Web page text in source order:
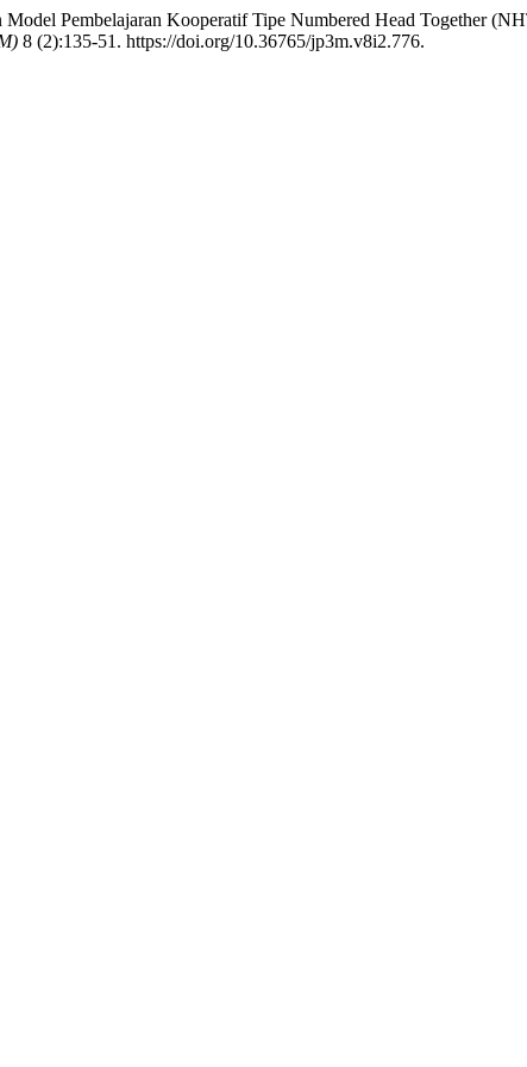
Pembelajaran Kooperatif Tipe Numbered Head Together
8 (2):135-51. https://doi.org/10.36765/jp3m.v8i2.776.